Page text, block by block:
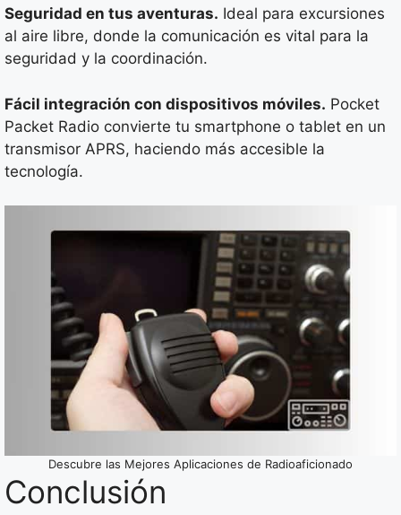
Seguridad en tus aventuras. Ideal para excursiones
al aire libre, donde la comunicación es vital para la
seguridad y la coordinación.
Fácil integración con dispositivos móviles. Pocket
Packet Radio convierte tu smartphone o tablet en un
transmisor APRS, haciendo más accesible la
tecnología.
Descubre las Mejores Aplicaciones de Radioaficionado
Conclusión